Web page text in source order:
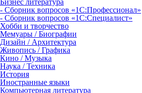
Бизнес литература
- Сборник вопросов «1С:Профессионал»
- Сборник вопросов «1С:Специалист»
Хобби и творчество
Мемуары / Биографии
Дизайн / Архитектура
Живопись / Графика
Кино / Музыка
Наука / Техника
История
Иностранные языки
Компьютерная литература